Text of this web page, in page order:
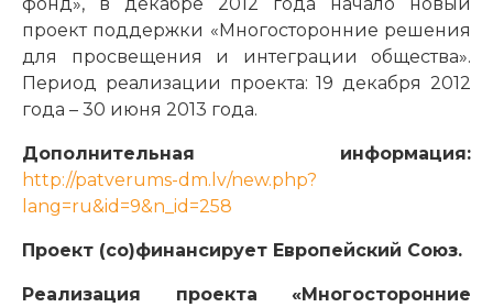
проект поддержки «Многосторонние решения
для просвещения и интеграции общества».
Период реализации проекта: 19 декабря 2012
года – 30 июня 2013 года.
Дополнительная информация:
http://patverums-dm.lv/new.php?
lang=ru&id=9&n_id=258
Проект (со)финансирует Европейский Союз.
Реализация проекта «Многосторонние